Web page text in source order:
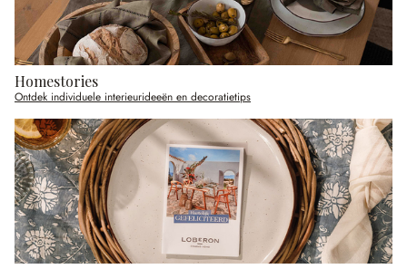
Homestories
Ontdek individuele interieurideeën en decoratietips